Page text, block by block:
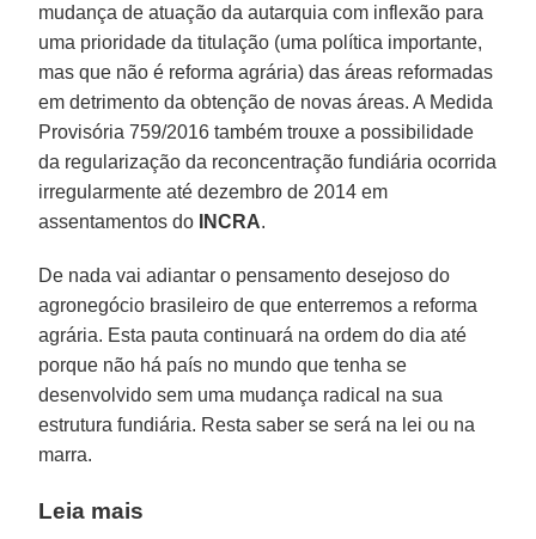
mudança de atuação da autarquia com inflexão para
uma prioridade da titulação (uma política importante,
mas que não é reforma agrária) das áreas reformadas
em detrimento da obtenção de novas áreas. A Medida
Provisória 759/2016 também trouxe a possibilidade
da regularização da reconcentração fundiária ocorrida
irregularmente até dezembro de 2014 em
assentamentos do
INCRA.
De nada vai adiantar o pensamento desejoso do
agronegócio brasileiro de que enterremos a reforma
agrária. Esta pauta continuará na ordem do dia até
porque não há país no mundo que tenha se
desenvolvido sem uma mudança radical na sua
estrutura fundiária. Resta saber se será na lei ou na
marra.
Leia mais